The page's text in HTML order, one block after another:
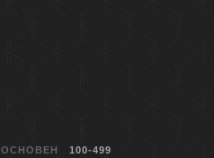
ОСНОВЕН 100-499